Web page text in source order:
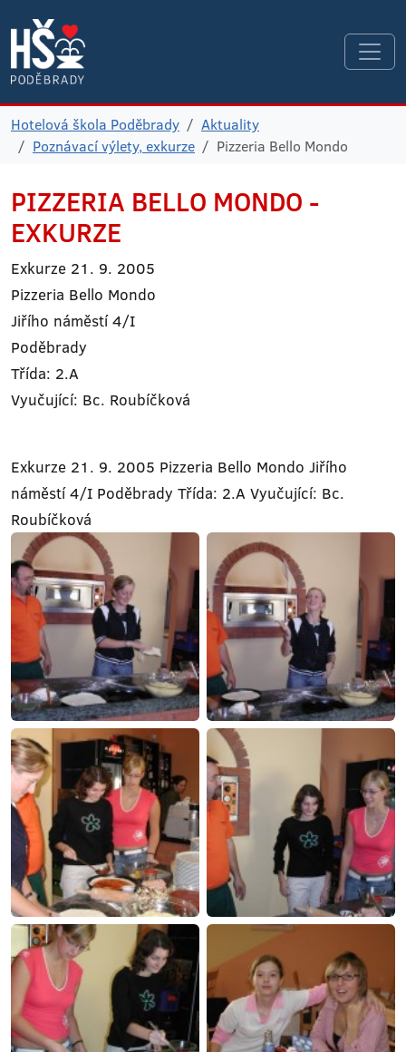
Hotelová škola Poděbrady
Aktuality
Poznávací výlety, exkurze
Pizzeria Bello Mondo
PIZZERIA BELLO MONDO -
EXKURZE
Exkurze 21. 9. 2005
Pizzeria Bello Mondo
Jiřího náměstí 4/I
Poděbrady
Třída: 2.A
Vyučující: Bc. Roubíčková
Exkurze 21. 9. 2005 Pizzeria Bello Mondo Jiřího
náměstí 4/I Poděbrady Třída: 2.A Vyučující: Bc.
Roubíčková